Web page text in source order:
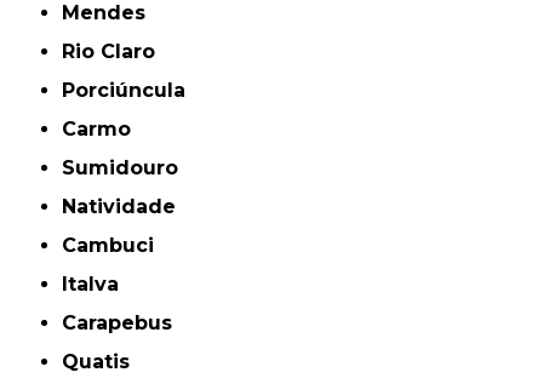
Mendes
Rio Claro
Porciúncula
Carmo
Sumidouro
Natividade
Cambuci
Italva
Carapebus
Quatis